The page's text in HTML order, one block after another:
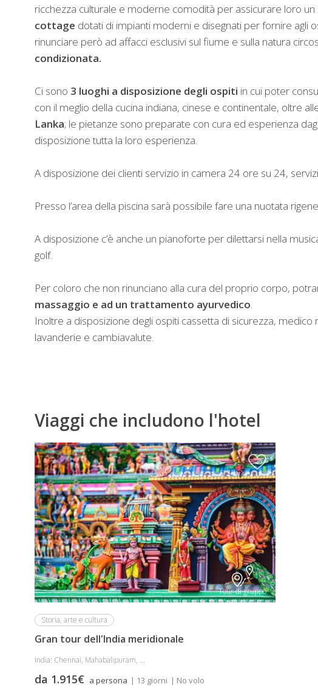
ricchezza culturale e moderne comodità per assicurare loro
cottage dotati di impianti moderni e disegnati per fornire agli
rinunciare però ad affacci esclusivi sul fiume e sulla natura
condizionata.
Ci sono 3 luoghi a disposizione degli ospiti in cui poter
con il meglio della cucina indiana, cinese e continentale, oltre
Lanka; le pietanze sono preparate con cura ed esperienza
disposizione tutta la loro esperienza.
A disposizione dei clienti servizio in camera 24 ore su 24,
Presso l’area della piscina sarà possibile fare una nuotata
A disposizione c’è anche un pianoforte per dilettarsi nella
golf.
Per coloro che non rinunciano alla cura del proprio corpo,
massaggio e ad un trattamento ayurvedico.
Inoltre a disposizione degli ospiti cassetta di sicurezza,
lavanderie e cambiavalute.
Viaggi che includono l'hotel
Tour di gruppo
Storia, arte e cultura
Gran tour dell'India meridionale
India: Chennai, Mahabalipuram, ...
da 1.915€ a persona | 13 giorni | No volo